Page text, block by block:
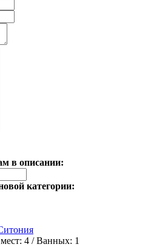
в описании:
категории:
4 /Ванных: 1